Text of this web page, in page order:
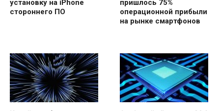
установку на iPhone
стороннего ПО
пришлось 75%
операционной прибыли
на рынке смартфонов